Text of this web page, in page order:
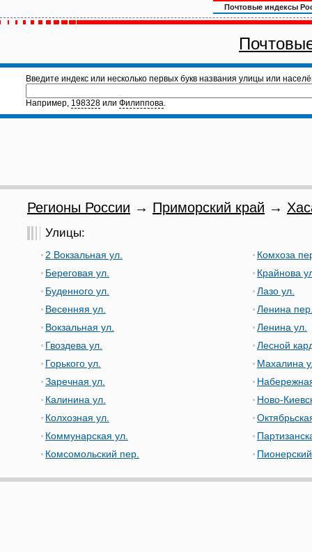
Почтовые индексы
Введите индекс или несколько первых букв названия улицы или
Например, 198328 или Филиппова.
Регионы России → Приморский край →
Улицы:
2 Вокзальная ул.
Береговая ул.
Буденного ул.
Весенняя ул.
Вокзальная ул.
Гвоздева ул.
Горького ул.
Заречная ул.
Калинина ул.
Колхозная ул.
Коммунарская ул.
Комсомольский пер.
Комхоза
Крайнова
Лазо ул.
Ленина
Ленина ул.
Лесной
Махалина
Ново-